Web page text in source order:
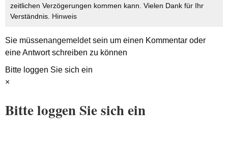
zeitlichen Verzögerungen kommen kann. Vielen Dank für Ihr
Verständnis. Hinweis
Sie müssenangemeldetsein um einen Kommentar oder
eine Antwort schreiben zu können
Bitte loggen Sie sich ein
×
Bitte loggen Sie sich ein